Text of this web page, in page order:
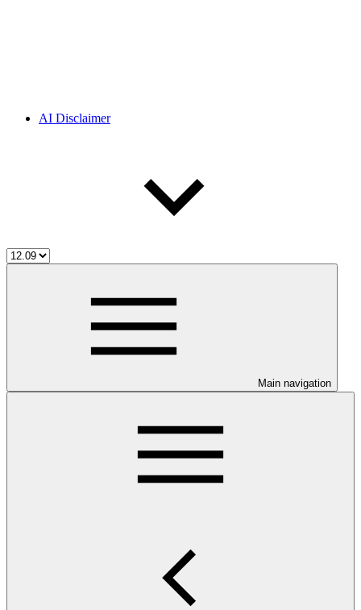
AI Disclaimer
Main navigation